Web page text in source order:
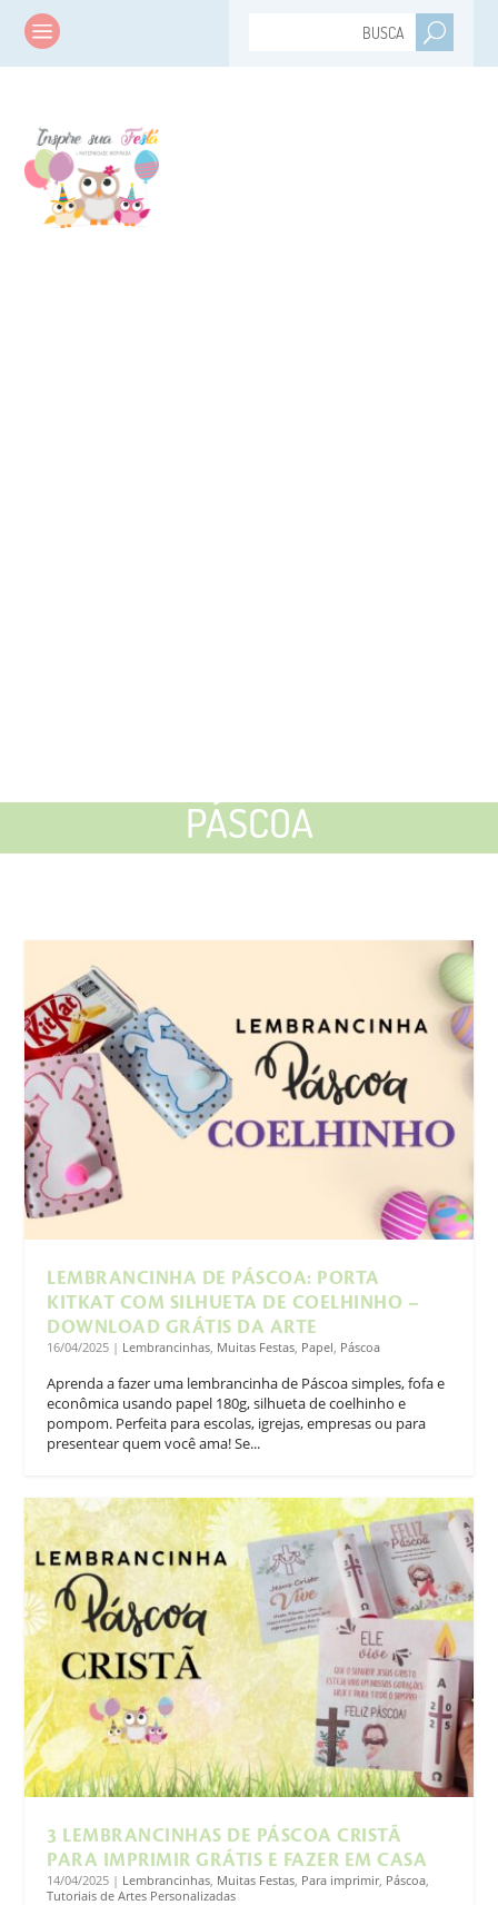
PÁSCOA
LEMBRANCINHA DE PÁSCOA: PORTA
KITKAT COM SILHUETA DE COELHINHO –
DOWNLOAD GRÁTIS DA ARTE
16/04/2025 | Lembrancinhas Muitas Festas Papel Páscoa
Aprenda a fazer uma lembrancinha de Páscoa simples, fofa e
econômica usando papel 180g, silhueta de coelhinho e
pompom. Perfeita para escolas, igrejas, empresas ou para
presentear quem você ama! Se...
3 LEMBRANCINHAS DE PÁSCOA CRISTÃ
PARA IMPRIMIR GRÁTIS E FAZER EM CASA
14/04/2025 | Lembrancinhas Muitas Festas Para imprimir, Páscoa
Tutoriais de Artes Personalizadas